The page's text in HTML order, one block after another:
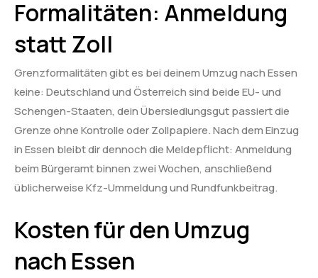
Formalitäten: Anmeldung
statt Zoll
Grenzformalitäten gibt es bei deinem Umzug nach Essen
keine: Deutschland und Österreich sind beide EU- und
Schengen-Staaten, dein Übersiedlungsgut passiert die
Grenze ohne Kontrolle oder Zollpapiere. Nach dem Einzug
in Essen bleibt dir dennoch die Meldepflicht: Anmeldung
beim Bürgeramt binnen zwei Wochen, anschließend
üblicherweise Kfz-Ummeldung und Rundfunkbeitrag.
Kosten für den Umzug
nach Essen